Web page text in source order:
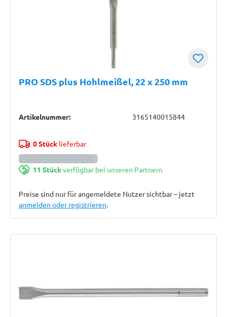
PRO SDS plus Hohlmeißel, 22 x 250 mm
Artikelnummer: 3165140015844
0 Stücklieferbar
11 Stückverfügbar bei unseren Partnern
Preise sind nur für angemeldete Nutzer sichtbar – jetzt
anmelden oder registrieren.